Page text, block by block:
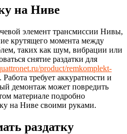
на Ниве
элемент трансмиссии Нивы,
крутящего момента между
таких как шум, вибрации или
снятие раздатки для
product/remkomplekt-
. Работа требует аккуратности и
демонтаж может повредить
материале подробно
на Ниве своими руками.
раздатку